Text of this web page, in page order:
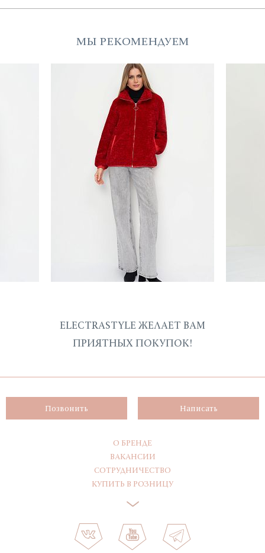
МЫ РЕКОМЕНДУЕМ
ELECTRASTYLE ЖЕЛАЕТ ВАМ
ПРИЯТНЫХ ПОКУПОК!
Позвонить Написать
О БРЕНДЕ
ВАКАНСИИ
СОТРУДНИЧЕСТВО
КУПИТЬ В РОЗНИЦУ